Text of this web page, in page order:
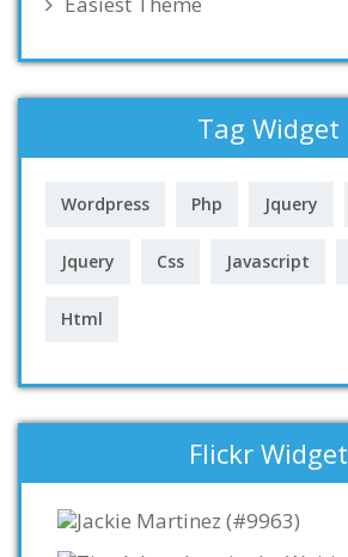
Tag Widget
Wordpress Php Jquery
Jquery Css Javascript
Html
Flickr Widget